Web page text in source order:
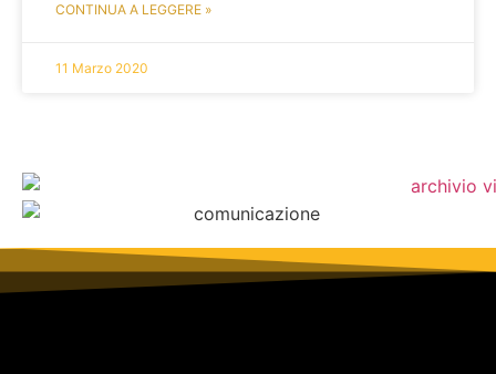
CONTINUA A LEGGERE »
11 Marzo 2020